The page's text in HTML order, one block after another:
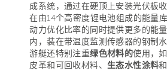
成系统，通过在硬顶上安装光伏板
在由14个高密度锂电池组成的能量
动力优化比率的同时提供更多的能
内，装在带温度监测传感器的钢制
游艇还特别注重绿色材料的使用，
皮革和可回收材料、 生态水性涂料